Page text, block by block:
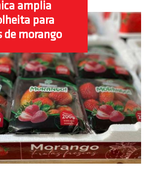
amplia
para
de morango